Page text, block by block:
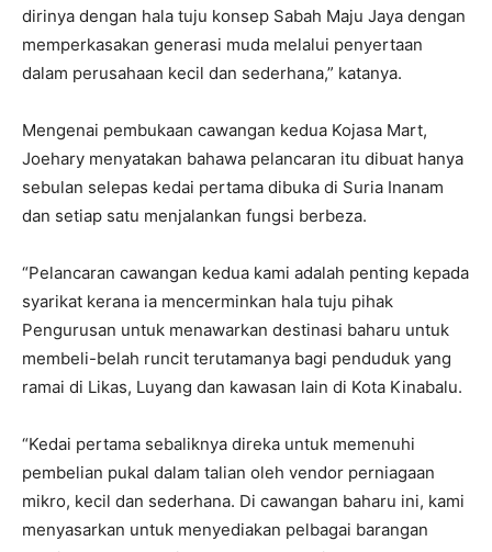
dirinya dengan hala tuju konsep Sabah Maju Jaya dengan
memperkasakan generasi muda melalui penyertaan
dalam perusahaan kecil dan sederhana,” katanya.
Mengenai pembukaan cawangan kedua Kojasa Mart,
Joehary menyatakan bahawa pelancaran itu dibuat hanya
sebulan selepas kedai pertama dibuka di Suria Inanam
dan setiap satu menjalankan fungsi berbeza.
“Pelancaran cawangan kedua kami adalah penting kepada
syarikat kerana ia mencerminkan hala tuju pihak
Pengurusan untuk menawarkan destinasi baharu untuk
membeli-belah runcit terutamanya bagi penduduk yang
ramai di Likas, Luyang dan kawasan lain di Kota Kinabalu.
“Kedai pertama sebaliknya direka untuk memenuhi
pembelian pukal dalam talian oleh vendor perniagaan
mikro, kecil dan sederhana. Di cawangan baharu ini, kami
menyasarkan untuk menyediakan pelbagai barangan